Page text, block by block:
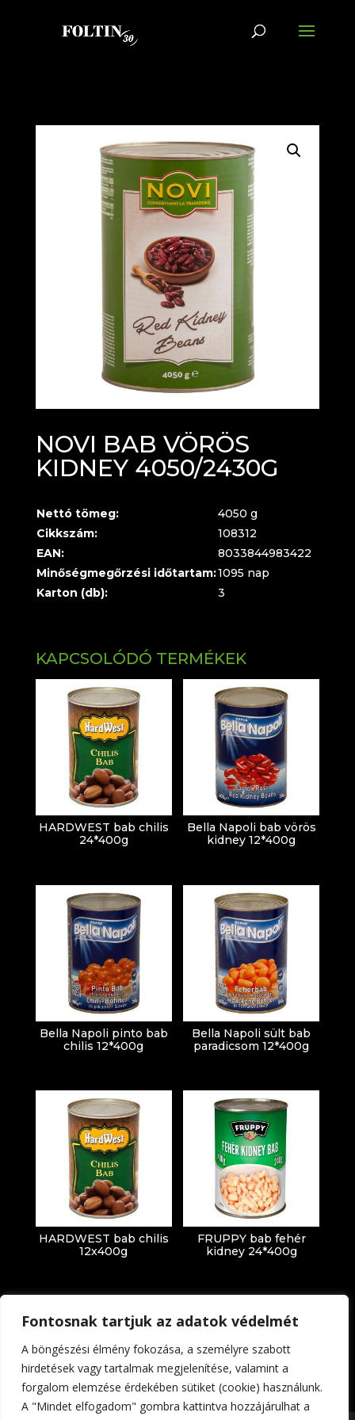
Fontosnak tartjuk az adatok védelmét
A böngészési élmény fokozása, a személyre szabott
hirdetések vagy tartalmak megjelenítése, valamint a
forgalom elemzése érdekében sütiket (cookie) használunk.
A "Mindet elfogadom" gombra kattintva hozzájárulhat a
NOVI BAB VÖRÖS
KIDNEY 4050/2430G
Nettó tömeg:
4050 g
Cikkszám:
108312
EAN:
8033844983422
Minőségmegőrzési időtartam:1095 nap
Karton (db):
3
KAPCSOLÓDÓ TERMÉKEK
HARDWEST bab chilis
24*400g
Bella Napoli bab vörös
kidney 12*400g
Bella Napoli pinto bab
chilis 12*400g
Bella Napoli sült bab
paradicsom 12*400g
HARDWEST bab chilis
12x400g
FRUPPY bab fehér
kidney 24*400g
Impresszum Adatkezelési tájékoztató